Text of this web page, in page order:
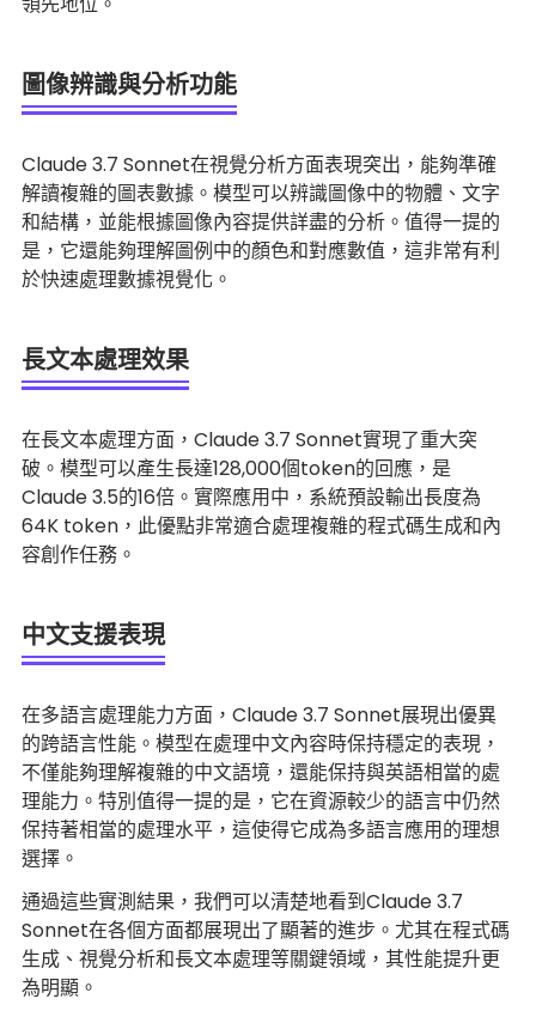
圖像辨識與分析功能
Claude 3.7 Sonnet在視覺分析方面表現突出，能夠準確
解讀複雜的圖表數據。模型可以辨識圖像中的物體、文字
和結構，並能根據圖像內容提供詳盡的分析。值得一提的
是，它還能夠理解圖例中的顏色和對應數值，這非常有利
於快速處理數據視覺化。
長文本處理效果
在長文本處理方面，Claude 3.7 Sonnet實現了重大突
破。模型可以產生長達128,000個token的回應，是
Claude 3.5的16倍。實際應用中，系統預設輸出長度為
64K token，此優點非常適合處理複雜的程式碼生成和內
容創作任務。
中文支援表現
在多語言處理能力方面，Claude 3.7 Sonnet展現出優異
的跨語言性能。模型在處理中文內容時保持穩定的表現，
不僅能夠理解複雜的中文語境，還能保持與英語相當的處
理能力。特別值得一提的是，它在資源較少的語言中仍然
保持著相當的處理水平，這使得它成為多語言應用的理想
選擇。
通過這些實測結果，我們可以清楚地看到Claude 3.7
Sonnet在各個方面都展現出了顯著的進步。尤其在程式碼
生成、視覺分析和長文本處理等關鍵領域，其性能提升更
為明顯。